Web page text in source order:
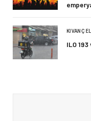
KIVANÇ
ILO